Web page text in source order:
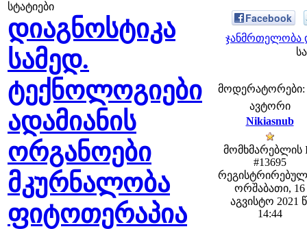
სტატიები
დიაგნოსტიკა
სამედ.
ტექნოლოგიები
ადამიანის
ორგანოები
მკურნალობა
ფიტოთერაპია
Facebook
ჯანმრთელობა
მოდერატორები:
ავტორი
Nikiasnub
მომხმარებლის
#13695
ორშაბათი, 16
აგვისტო 2021
14:44